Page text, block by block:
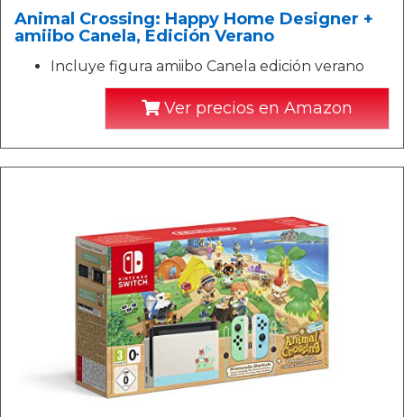
Animal Crossing: Happy Home Designer +
amiibo Canela, Edición Verano
Incluye figura amiibo Canela edición verano
Ver precios en Amazon